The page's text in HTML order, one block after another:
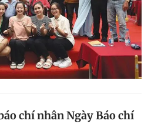
chí nhân Ngày Báo chí